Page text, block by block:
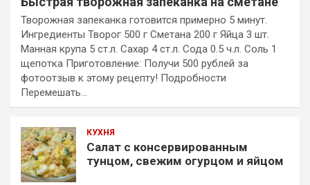
Творожная запеканка готовится примерно 5 минут.
Ингредиенты Творог 500 г Сметана 200 г Яйца 3 шт.
Манная крупа 5 ст.л. Сахар 4 ст.л. Сода 0.5 ч.л. Соль 1
щепотка Приготовление: Получи 500 рублей за
фотоотзыв к этому рецепту! Подробности
Перемешать…
КУХНЯ
Салат с консервированным
тунцом, свежим огурцом и яйцом